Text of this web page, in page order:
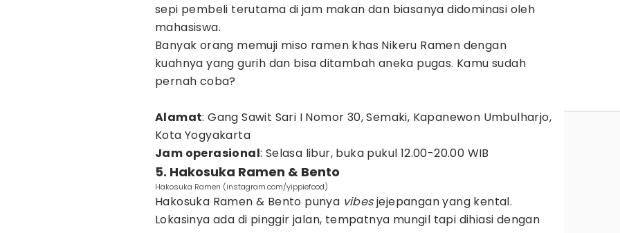
sepi pembeli terutama di jam makan dan biasanya didominasi oleh
mahasiswa.
Banyak orang memuji miso ramen khas Nikeru Ramen dengan
kuahnya yang gurih dan bisa ditambah aneka pugas. Kamu sudah
pernah coba?
Alamat: Gang Sawit Sari I Nomor 30, Semaki, Kapanewon Umbulharjo,
Kota Yogyakarta
Jam operasional: Selasa libur, buka pukul 12.00-20.00 WIB
5. Hakosuka Ramen & Bento
Hakosuka Ramen (instagram.com/yippiefood)
Hakosuka Ramen & Bento punya vibesjejepangan yang kental.
Lokasinya ada di pinggir jalan, tempatnya mungil tapi dihiasi dengan